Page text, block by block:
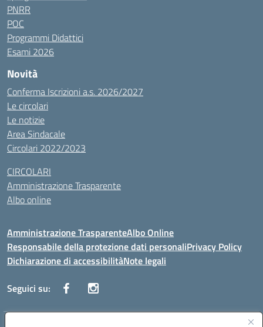
PNRR
POC
Programmi Didattici
Esami 2026
Novità
Conferma Iscrizioni a.s. 2026/2027
Le circolari
Le notizie
Area Sindacale
Circolari 2022/2023
CIRCOLARI
Amministrazione Trasparente
Albo online
Amministrazione TrasparenteAlbo Online
Responsabile della protezione dati personaliPrivacy Policy
Dichiarazione di accessibilitàNote legali
Seguici su: